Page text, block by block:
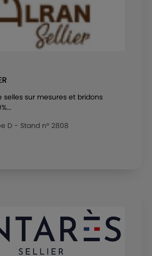
selles sur mesures et bridons
D - Stand n° 2808